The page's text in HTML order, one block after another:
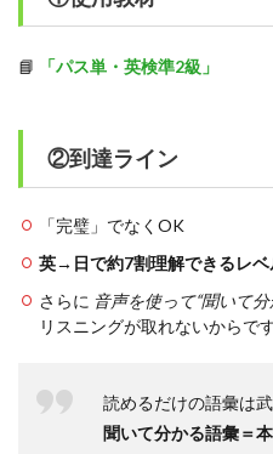
📘 「パス単・英検準2級」
②到達ライン
「完璧」でなくOK
英→日で約7割理解できるレベ
さらに 音声を使って“聞いて分
リスニングが取れないからです
読めるだけの語彙は武
聞いて分かる語彙＝